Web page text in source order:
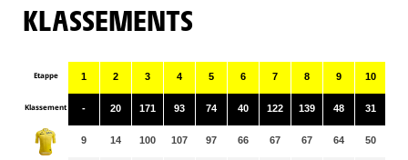
KLASSEMENTS
Etappe
Klassement
1
-
9
2
20
14
3
171
100
4
93
107
5
74
97
6
40
66
7
122
67
8
139
67
9
48
64
10
31
50